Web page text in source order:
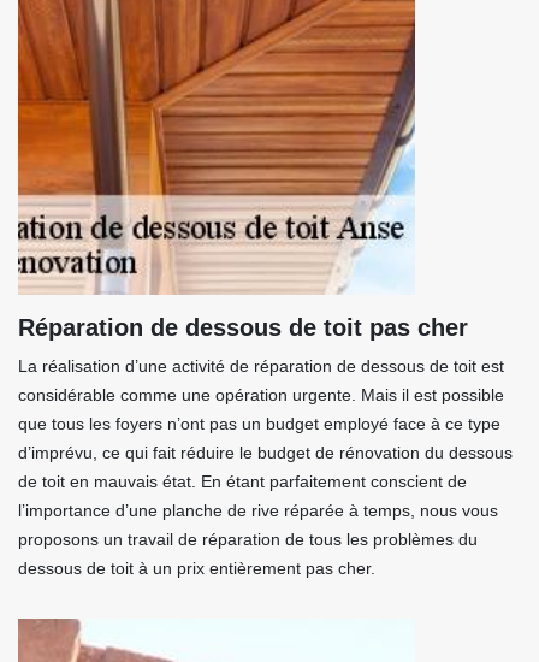
Réparation de dessous de toit pas cher
La réalisation d’une activité de réparation de dessous de toit est
considérable comme une opération urgente. Mais il est possible
que tous les foyers n’ont pas un budget employé face à ce type
d’imprévu, ce qui fait réduire le budget de rénovation du dessous
de toit en mauvais état. En étant parfaitement conscient de
l’importance d’une planche de rive réparée à temps, nous vous
proposons un travail de réparation de tous les problèmes du
dessous de toit à un prix entièrement pas cher.